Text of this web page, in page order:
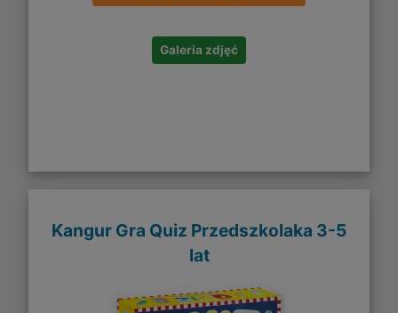
Galeria zdjęć
Kangur Gra Quiz Przedszkolaka 3-5
lat